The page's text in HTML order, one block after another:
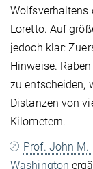
Wolfsverhaltens
Loretto. Auf
jedoch klar:
Hinweise.
zu entscheiden,
Distanzen von
Kilometern.
Prof. John
Washington